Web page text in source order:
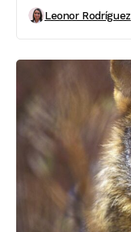
Leonor Rodríguez